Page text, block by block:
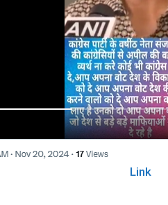
Link